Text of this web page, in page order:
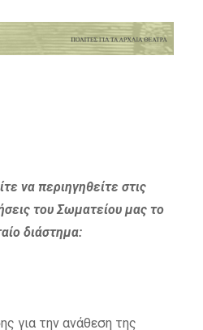
να περιηγηθείτε στις
του Σωματείου μας το
διάστημα:
για την ανάθεση της